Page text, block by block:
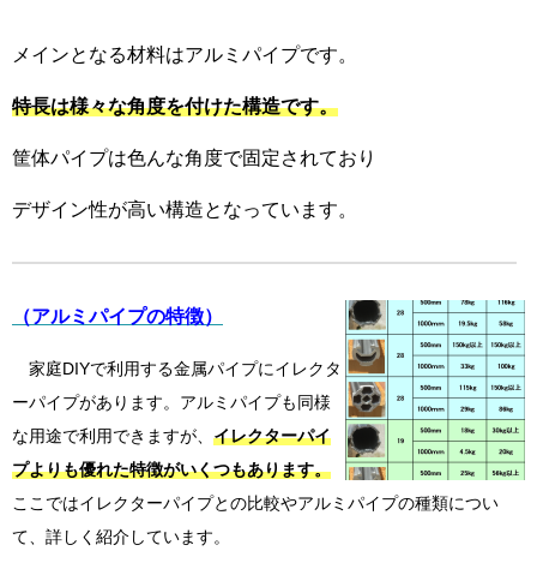
メインとなる材料はアルミパイプです。
特長は様々な角度を付けた構造です。
筐体パイプは色んな角度で固定されており
デザイン性が高い構造となっています。
（アルミパイプの特徴）
家庭DIYで利用する金属パイプにイレクタ
ーパイプがあります。アルミパイプも同様
な用途で利用できますが、 イレクターパイ
プよりも優れた特徴がいくつもあります。
ここではイレクターパイプとの比較やアルミパイプの種類につい
て、詳しく紹介しています。